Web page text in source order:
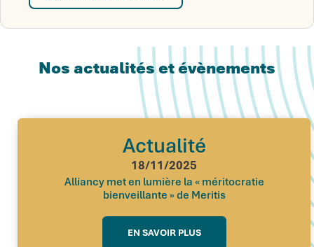
Nos actualités et évènements
Actualité
18/11/2025
Alliancy met en lumière la « méritocratie
bienveillante » de Meritis
EN SAVOIR PLUS